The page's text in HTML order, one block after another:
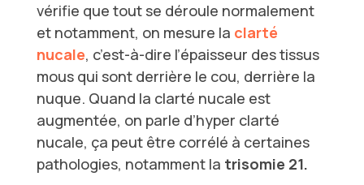
vérifie que tout se déroule normalement
et notamment, on mesure la clarté
nucale, c’est-à-dire l’épaisseur des tissus
mous qui sont derrière le cou, derrière la
nuque. Quand la clarté nucale est
augmentée, on parle d’hyper clarté
nucale, ça peut être corrélé à certaines
pathologies, notamment la trisomie 21.